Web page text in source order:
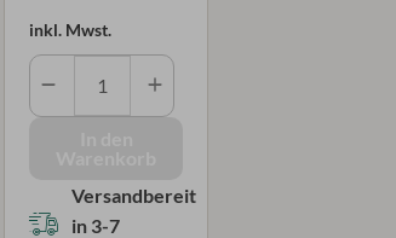
inkl. Mwst.
Webgardine
mit
Streifenmuster
Menge
Versandbereit
in 3-7